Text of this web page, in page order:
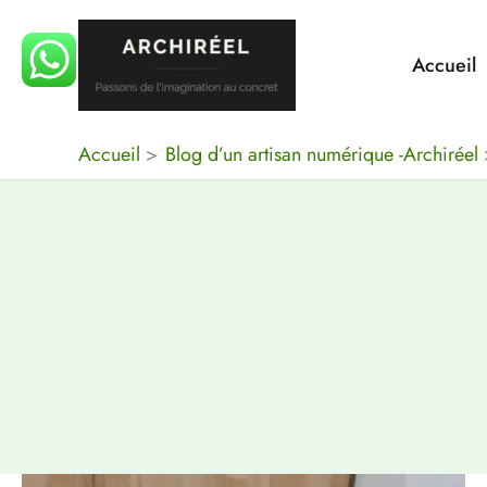
contenu
Accueil
Accueil Blog d’un artisan numérique -Archiréel